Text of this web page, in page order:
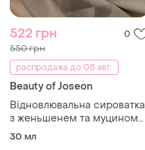
522 грн 0
550 грн
распродажа до 08 авг.
Beauty of Joseon
Відновлювальна сироватка
з женьшенем та муцином
равлика beauty of joseon
30 мл